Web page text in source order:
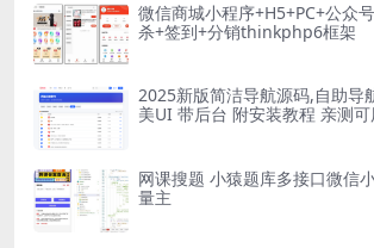
微信商城小程序+H5+PC+公众
杀+签到+分销thinkphp6框架
2025新版简洁导航源码,自助导
美UI 带后台 附安装教程 亲测可
网课搜题 小猿题库多接口微信
量主